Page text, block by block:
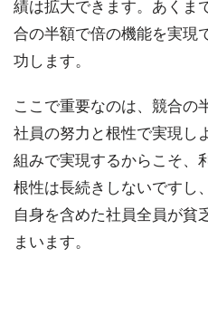
績は拡大できます。あくま
合の半額で倍の機能を実現
功します。
ここで重要なのは、競合の
社員の努力と根性で実現し
組みで実現するからこそ、
根性は長続きしないですし
自身を含めた社員全員が貧
まいます。